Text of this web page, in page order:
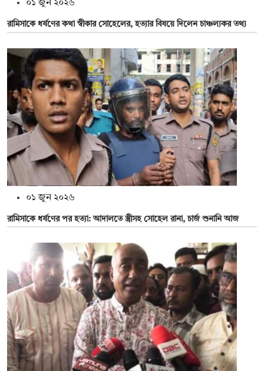
০১ জুন ২০২৬
রামিসাকে ধর্ষণের কথা স্বীকার সোহেলের, হত্যার বিষয়ে দিলেন চাঞ্চল্যকর তথ্য
০১ জুন ২০২৬
রামিসাকে ধর্ষণের পর হত্যা: আদালতে স্ত্রীসহ সোহেল রানা, চার্জ শুনানি আজ